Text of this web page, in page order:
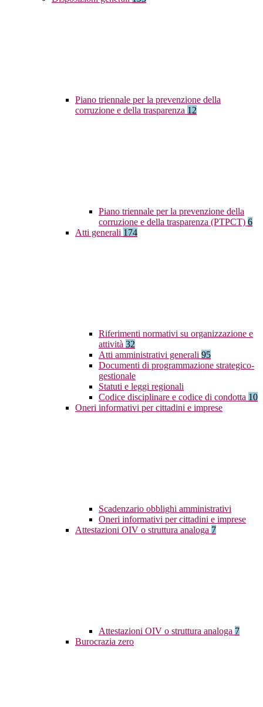
Piano triennale per la prevenzione della
corruzione e della trasparenza 12
Piano triennale per la prevenzione della
corruzione e della trasparenza (PTPCT) 6
Atti generali 174
Riferimenti normativi su organizzazione e
attività 32
Atti amministrativi generali 95
Documenti di programmazione strategico-
gestionale
Statuti e leggi regionali
Codice disciplinare e codice di condotta 10
Oneri informativi per cittadini e imprese
Scadenzario obblighi amministrativi
Oneri informativi per cittadini e imprese
Attestazioni OIV o struttura analoga 7
Attestazioni OIV o struttura analoga 7
Burocrazia zero